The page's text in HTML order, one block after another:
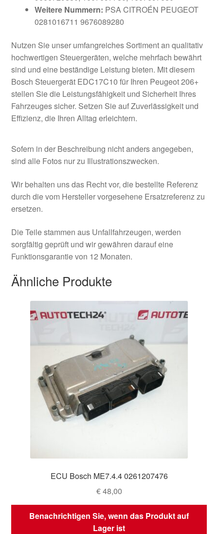
Weitere Nummern: PSA CITROÉN PEUGEOT
0281016711 9676089280
Nutzen Sie unser umfangreiches Sortiment an qualitativ
hochwertigen Steuergeräten, welche mehrfach bewährt
sind und eine beständige Leistung bieten. Mit diesem
Bosch Steuergerät EDC17C10 für Ihren Peugeot 206+
stellen Sie die Leistungsfähigkeit und Sicherheit Ihres
Fahrzeuges sicher. Setzen Sie auf Zuverlässigkeit und
Effizienz, die Ihren Alltag erleichtern.
Sofern in der Beschreibung nicht anders angegeben,
sind alle Fotos nur zu Illustrationszwecken.
Wir behalten uns das Recht vor, die bestellte Referenz
durch die vom Hersteller vorgesehene Ersatzreferenz zu
ersetzen.
Die Teile stammen aus Unfallfahrzeugen, werden
sorgfältig geprüft und wir gewähren darauf eine
Funktionsgarantie von 12 Monaten.
Ähnliche Produkte
ECU Bosch ME7.4.4 0261207476
€48,00
Benachrichtigen Sie, wenn das Produkt auf
Lager ist